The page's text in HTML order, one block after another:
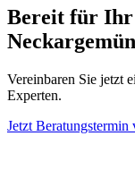
Bereit für Ihr
Vereinbaren Sie jetzt
Experten.
Jetzt Beratungstermin